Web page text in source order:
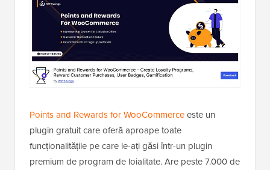
Points and Rewards for WooCommerceeste un
plugin gratuit care oferă aproape toate
funcționalitățile pe care le-ați găsi într-un plugin
premium de program de loialitate. Are peste 7.000 de